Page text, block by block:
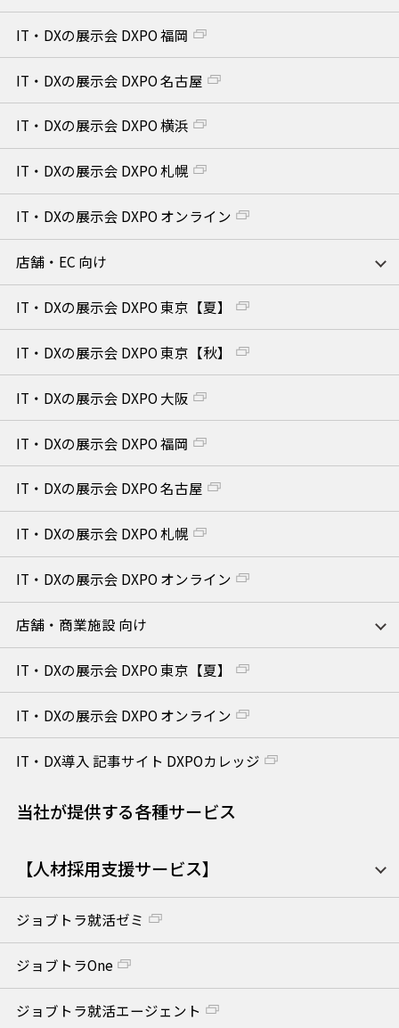
IT・DXの展示会 DXPO 福岡
IT・DXの展示会 DXPO 名古屋
IT・DXの展示会 DXPO 横浜
IT・DXの展示会 DXPO 札幌
IT・DXの展示会 DXPO オンライン
店舗・EC 向け
IT・DXの展示会 DXPO 東京【夏】
IT・DXの展示会 DXPO 東京【秋】
IT・DXの展示会 DXPO 大阪
IT・DXの展示会 DXPO 福岡
IT・DXの展示会 DXPO 名古屋
IT・DXの展示会 DXPO 札幌
IT・DXの展示会 DXPO オンライン
店舗・商業施設 向け
IT・DXの展示会 DXPO 東京【夏】
IT・DXの展示会 DXPO オンライン
IT・DX導入 記事サイト DXPOカレッジ
当社が提供する各種サービス
【人材採用支援サービス】
ジョブトラ就活ゼミ
ジョブトラOne
ジョブトラ就活エージェント